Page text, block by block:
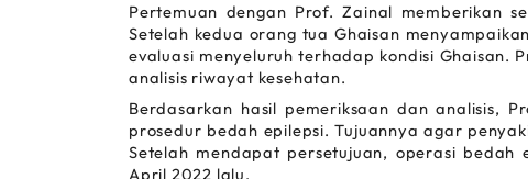
Pertemuan dengan Prof. Zainal memberikan
Setelah kedua orang tua Ghaisan
evaluasi menyeluruh terhadap kondisi Ghaisan.
analisis riwayat kesehatan.
Berdasarkan hasil pemeriksaan dan analisis,
prosedur bedah epilepsi. Tujuannya agar
Setelah mendapat persetujuan, operasi bedah
April 2022 lalu.